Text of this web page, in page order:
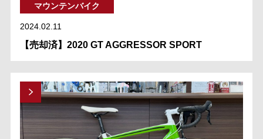
マウンテンバイク
2024.02.11
【売却済】2020 GT AGGRESSOR SPORT